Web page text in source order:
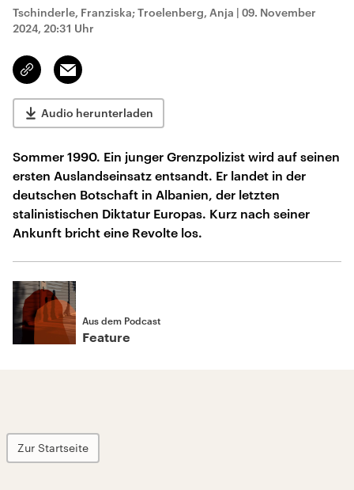
Tschinderle, Franziska; Troelenberg, Anja | 09. November
2024, 20:31 Uhr
Link
kopieren/teilen
Email
Audio herunterladen
Sommer 1990. Ein junger Grenzpolizist wird auf seinen
ersten Auslandseinsatz entsandt. Er landet in der
deutschen Botschaft in Albanien, der letzten
stalinistischen Diktatur Europas. Kurz nach seiner
Ankunft bricht eine Revolte los.
Aus dem Podcast
Feature
Zur Startseite